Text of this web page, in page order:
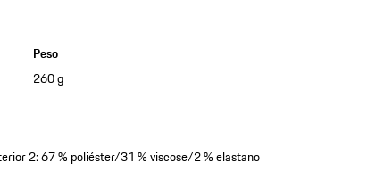
Peso
260 g
2: 67 % poliéster/31 % viscose/2 % elastano